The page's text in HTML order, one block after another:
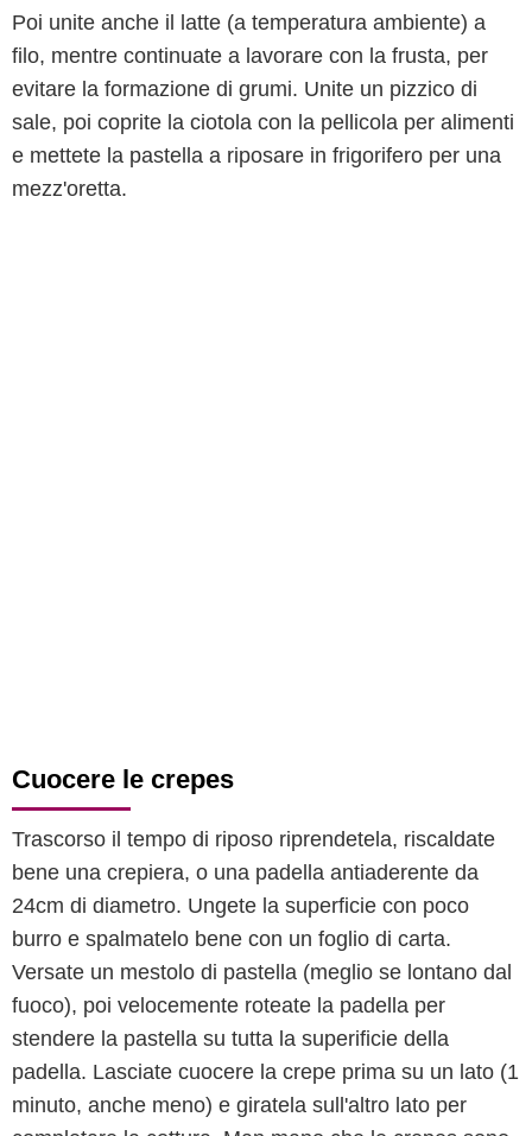
Poi unite anche il latte (a temperatura ambiente) a
filo, mentre continuate a lavorare con la frusta, per
evitare la formazione di grumi. Unite un pizzico di
sale, poi coprite la ciotola con la pellicola per alimenti
e mettete la pastella a riposare in frigorifero per una
mezz'oretta.
Cuocere le crepes
Trascorso il tempo di riposo riprendetela, riscaldate
bene una crepiera, o una padella antiaderente da
24cm di diametro. Ungete la superficie con poco
burro e spalmatelo bene con un foglio di carta.
Versate un mestolo di pastella (meglio se lontano dal
fuoco), poi velocemente roteate la padella per
stendere la pastella su tutta la superificie della
padella. Lasciate cuocere la crepe prima su un lato (1
minuto, anche meno) e giratela sull'altro lato per